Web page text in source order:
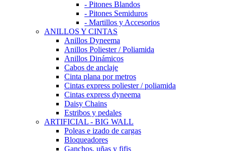
- Pitones Blandos
- Pitones Semiduros
- Martillos y Accesorios
ANILLOS Y CINTAS
Anillos Dyneema
Anillos Poliester / Poliamida
Anillos Dinámicos
Cabos de anclaje
Cinta plana por metros
Cintas express poliester / poliamida
Cintas express dyneema
Daisy Chains
Estribos y pedales
ARTIFICIAL - BIG WALL
Poleas e izado de cargas
Bloqueadores
Ganchos, uñas y fifis